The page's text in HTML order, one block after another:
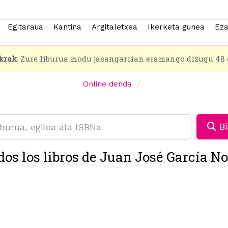
Egitaraua Kantina Argitaletxea Ikerketa gunea
Zure liburua modu jasangarrian eramango dizugu 48
Online denda
los libros de Juan José García